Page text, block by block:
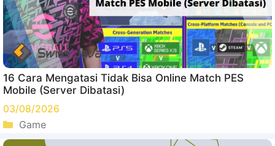
16 Cara Mengatasi Tidak Bisa Online Match PES
Mobile (Server Dibatasi)
03/08/2026
Kategori
Game